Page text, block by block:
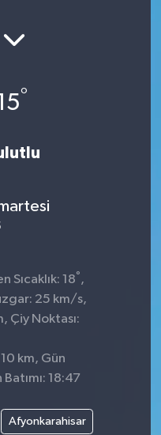
°
Sıcaklık: 18° ,
25 km/s,
Çiy Noktası:
km, Gün
18:47
Afyonkarahisar